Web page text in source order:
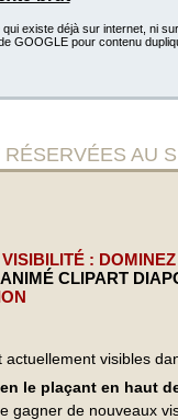
existe déjà sur internet, ni
GOOGLE pour contenu
AU
:
CLIPART
visibles
le plaçant en haut
gagner de nouveaux